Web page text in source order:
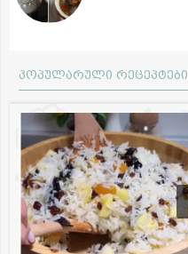
პოპულარული რეცეპტები